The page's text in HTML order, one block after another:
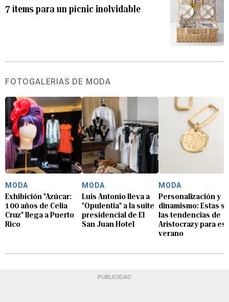
7 ítems para un pícnic inolvidable
FOTOGALERÍAS DE MODA
MODA
Exhibición "Azúcar:
100 años de Celia
Cruz" llega a Puerto
Rico
MODA
Luis Antonio lleva a
"Opulentia" a la suite
presidencial de El
San Juan Hotel
MODA
Personalización y
dinamismo: Estas
las tendencias de
Aristocrazy para
verano
PUBLICIDAD